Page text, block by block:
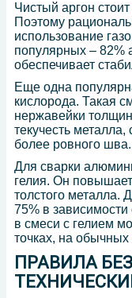
Чистый аргон
Поэтому
использование
популярных – 82%
обеспечивает
Еще одна
кислорода. Такая
нержавейки
текучесть
более ровного шва.
Для сварки
гелия. Он повышает
толстого металла.
75% в зависимости
в смеси с гелием
точках, на обычных
ПРАВИЛА